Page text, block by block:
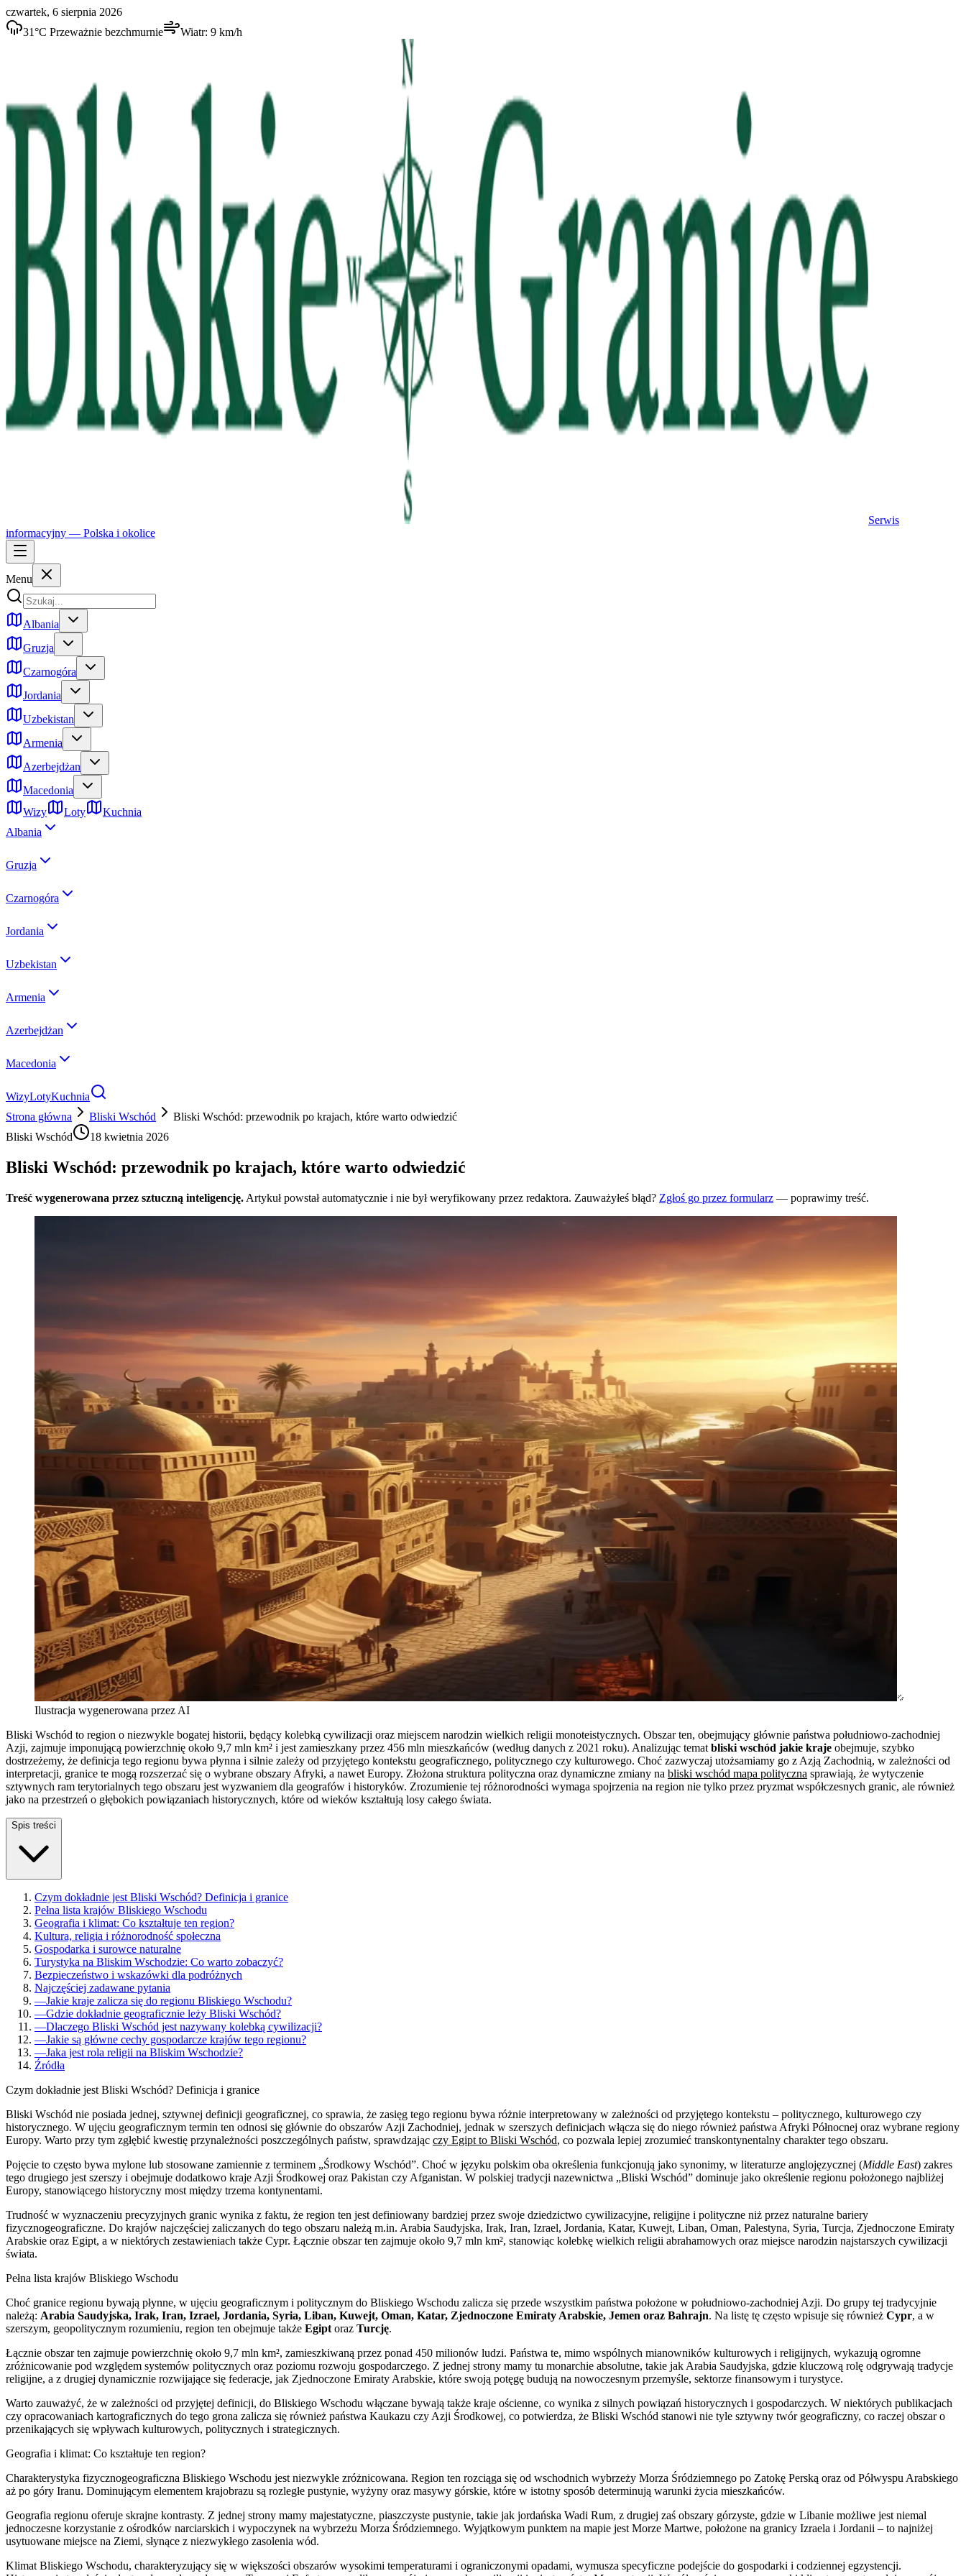
czwartek, 6 sierpnia 2026
31°C Przeważnie bezchmurnie Wiatr: 9 km/h
Serwis
informacyjny — Polska i okolice
Menu
Albania
Gruzja
Czarnogóra
Jordania
Uzbekistan
Armenia
Azerbejdżan
Macedonia
Wizy
Loty
Kuchnia
Albania
Gruzja
Czarnogóra
Jordania
Uzbekistan
Armenia
Azerbejdżan
Macedonia
WizyLotyKuchnia
Strona główna
Bliski Wschód
Bliski Wschód: przewodnik po krajach, które warto odwiedzić
Bliski Wschód
18 kwietnia 2026
Bliski Wschód: przewodnik po krajach, które warto odwiedzić
Treść wygenerowana przez sztuczną inteligencję. Artykuł powstał automatycznie i nie był weryfikowany przez redaktora. Zauważyłeś błąd? Zgłoś go przez formularz — poprawimy treść.
Ilustracja wygenerowana przez AI
Bliski Wschód to region o niezwykle bogatej historii, będący kolebką cywilizacji oraz miejscem narodzin wielkich religii monoteistycznych. Obszar ten, obejmujący głównie państwa południowo-zachodniej
Azji, zajmuje imponującą powierzchnię około 9,7 mln km² i jest zamieszkany przez 456 mln mieszkańców (według danych z 2021 roku). Analizując temat bliski wschód jakie kraje obejmuje, szybko
dostrzeżemy, że definicja tego regionu bywa płynna i silnie zależy od przyjętego kontekstu geograficznego, politycznego czy kulturowego. Choć zazwyczaj utożsamiamy go z Azją Zachodnią, w zależności od
interpretacji, granice te mogą rozszerzać się o wybrane obszary Afryki, a nawet Europy. Złożona struktura polityczna oraz dynamiczne zmiany na bliski wschód mapa polityczna sprawiają, że wytyczenie
sztywnych ram terytorialnych tego obszaru jest wyzwaniem dla geografów i historyków. Zrozumienie tej różnorodności wymaga spojrzenia na region nie tylko przez pryzmat współczesnych granic, ale również
jako na przestrzeń o głębokich powiązaniach historycznych, które od wieków kształtują losy całego świata.
Spis treści
Czym dokładnie jest Bliski Wschód? Definicja i granice
Pełna lista krajów Bliskiego Wschodu
Geografia i klimat: Co kształtuje ten region?
Kultura, religia i różnorodność społeczna
Gospodarka i surowce naturalne
Turystyka na Bliskim Wschodzie: Co warto zobaczyć?
Bezpieczeństwo i wskazówki dla podróżnych
Najczęściej zadawane pytania
—Jakie kraje zalicza się do regionu Bliskiego Wschodu?
—Gdzie dokładnie geograficznie leży Bliski Wschód?
—Dlaczego Bliski Wschód jest nazywany kolebką cywilizacji?
—Jakie są główne cechy gospodarcze krajów tego regionu?
—Jaka jest rola religii na Bliskim Wschodzie?
Źródła
Czym dokładnie jest Bliski Wschód? Definicja i granice
Bliski Wschód nie posiada jednej, sztywnej definicji geograficznej, co sprawia, że zasięg tego regionu bywa różnie interpretowany w zależności od przyjętego kontekstu – politycznego, kulturowego czy
historycznego. W ujęciu geograficznym termin ten odnosi się głównie do obszarów Azji Zachodniej, jednak w szerszych definicjach włącza się do niego również państwa Afryki Północnej oraz wybrane regiony
Europy. Warto przy tym zgłębić kwestię przynależności poszczególnych państw, sprawdzając czy Egipt to Bliski Wschód, co pozwala lepiej zrozumieć transkontynentalny charakter tego obszaru.
Pojęcie to często bywa mylone lub stosowane zamiennie z terminem „Środkowy Wschód”. Choć w języku polskim oba określenia funkcjonują jako synonimy, w literaturze anglojęzycznej (Middle East) zakres
tego drugiego jest szerszy i obejmuje dodatkowo kraje Azji Środkowej oraz Pakistan czy Afganistan. W polskiej tradycji nazewnictwa „Bliski Wschód” dominuje jako określenie regionu położonego najbliżej
Europy, stanowiącego historyczny most między trzema kontynentami.
Trudność w wyznaczeniu precyzyjnych granic wynika z faktu, że region ten jest definiowany bardziej przez swoje dziedzictwo cywilizacyjne, religijne i polityczne niż przez naturalne bariery
fizycznogeograficzne. Do krajów najczęściej zaliczanych do tego obszaru należą m.in. Arabia Saudyjska, Irak, Iran, Izrael, Jordania, Katar, Kuwejt, Liban, Oman, Palestyna, Syria, Turcja, Zjednoczone Emiraty
Arabskie oraz Egipt, a w niektórych zestawieniach także Cypr. Łącznie obszar ten zajmuje około 9,7 mln km², stanowiąc kolebkę wielkich religii abrahamowych oraz miejsce narodzin najstarszych cywilizacji
świata.
Pełna lista krajów Bliskiego Wschodu
Choć granice regionu bywają płynne, w ujęciu geograficznym i politycznym do Bliskiego Wschodu zalicza się przede wszystkim państwa położone w południowo-zachodniej Azji. Do grupy tej tradycyjnie
należą: Arabia Saudyjska, Irak, Iran, Izrael, Jordania, Syria, Liban, Kuwejt, Oman, Katar, Zjednoczone Emiraty Arabskie, Jemen oraz Bahrajn. Na listę tę często wpisuje się również Cypr, a w
szerszym, geopolitycznym rozumieniu, region ten obejmuje także Egipt oraz Turcję.
Łącznie obszar ten zajmuje powierzchnię około 9,7 mln km², zamieszkiwaną przez ponad 450 milionów ludzi. Państwa te, mimo wspólnych mianowników kulturowych i religijnych, wykazują ogromne
zróżnicowanie pod względem systemów politycznych oraz poziomu rozwoju gospodarczego. Z jednej strony mamy tu monarchie absolutne, takie jak Arabia Saudyjska, gdzie kluczową rolę odgrywają tradycje
religijne, a z drugiej dynamicznie rozwijające się federacje, jak Zjednoczone Emiraty Arabskie, które swoją potęgę budują na nowoczesnym przemyśle, sektorze finansowym i turystyce.
Warto zauważyć, że w zależności od przyjętej definicji, do Bliskiego Wschodu włączane bywają także kraje ościenne, co wynika z silnych powiązań historycznych i gospodarczych. W niektórych publikacjach
czy opracowaniach kartograficznych do tego grona zalicza się również państwa Kaukazu czy Azji Środkowej, co potwierdza, że Bliski Wschód stanowi nie tyle sztywny twór geograficzny, co raczej obszar o
przenikających się wpływach kulturowych, politycznych i strategicznych.
Geografia i klimat: Co kształtuje ten region?
Charakterystyka fizycznogeograficzna Bliskiego Wschodu jest niezwykle zróżnicowana. Region ten rozciąga się od wschodnich wybrzeży Morza Śródziemnego po Zatokę Perską oraz od Półwyspu Arabskiego
aż po góry Iranu. Dominującym elementem krajobrazu są rozległe pustynie, wyżyny oraz masywy górskie, które w istotny sposób determinują warunki życia mieszkańców.
Geografia regionu oferuje skrajne kontrasty. Z jednej strony mamy majestatyczne, piaszczyste pustynie, takie jak jordańska Wadi Rum, z drugiej zaś obszary górzyste, gdzie w Libanie możliwe jest niemal
jednoczesne korzystanie z ośrodków narciarskich i wypoczynek na wybrzeżu Morza Śródziemnego. Wyjątkowym punktem na mapie jest Morze Martwe, położone na granicy Izraela i Jordanii – to najniżej
usytuowane miejsce na Ziemi, słynące z niezwykłego zasolenia wód.
Klimat Bliskiego Wschodu, charakteryzujący się w większości obszarów wysokimi temperaturami i ograniczonymi opadami, wymusza specyficzne podejście do gospodarki i codziennej egzystencji.